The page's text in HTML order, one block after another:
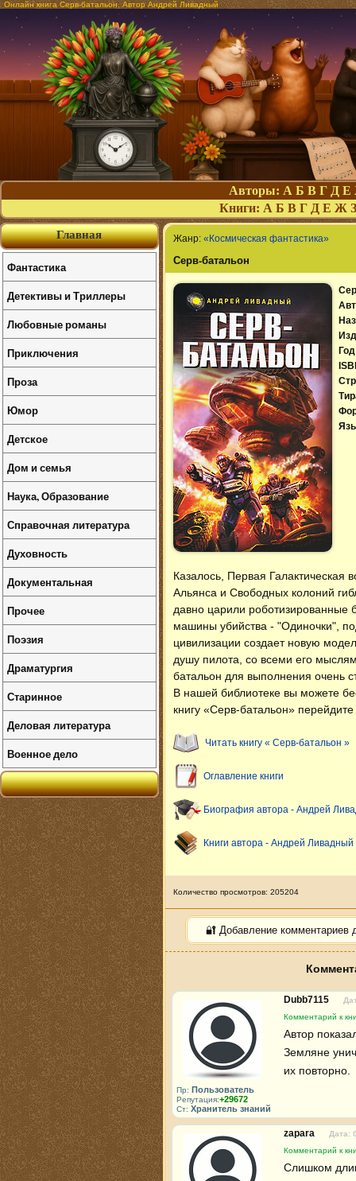
Онлайн книга Серв-батальон. Автор Андрей Ливадный
Авторы: А Б В Г Д Е
Книги: А Б В Г Д Е Ж З
Жанр: «Космическая фантастика»
Серв-батальон
Казалось, Первая Галактическая
Альянса и Свободных колоний
давно царили роботизированные
машины убийства - "Одиночки",
цивилизации создает новую
душу пилота, со всеми его
батальон для выполнения очень
В нашей библиотеке вы можете
книгу «Серв-батальон»
Читать книгу « Серв-батальон »
Оглавление книги
Биография автора - Андрей
Книги автора - Андрей Ливадный
Количество просмотров: 205204
🔐 Добавление комментариев
Пр: Пользователь
Репутация:+29672
Ст: Хранитель знаний
Dubb7115
Комментарий к
Автор
Земляне
их повторно.
zapara
Дата:
Комментарий к
Слишком
Главная
Фантастика
Детективы и Триллеры
Любовные романы
Приключения
Проза
Юмор
Детское
Дом и семья
Наука, Образование
Справочная литература
Духовность
Документальная
Прочее
Поэзия
Драматургия
Старинное
Деловая литература
Военное дело